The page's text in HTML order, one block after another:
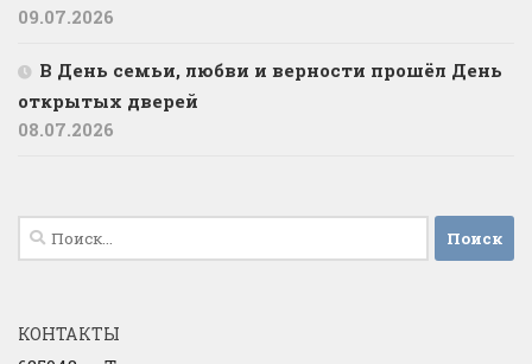
09.07.2026
В День семьи, любви и верности прошёл День
открытых дверей
08.07.2026
Найти:
КОНТАКТЫ